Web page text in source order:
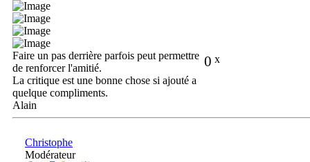
0 x
Faire un pas derrière parfois peut permettre
de renforcer l'amitié.
La critique est une bonne chose si ajouté a
quelque compliments.
Alain
Christophe
Modérateur